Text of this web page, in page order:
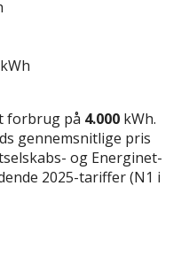
forbrug på 4.000 kWh.
gennemsnitlige pris
og Energinet-
2025-tariffer (N1 i